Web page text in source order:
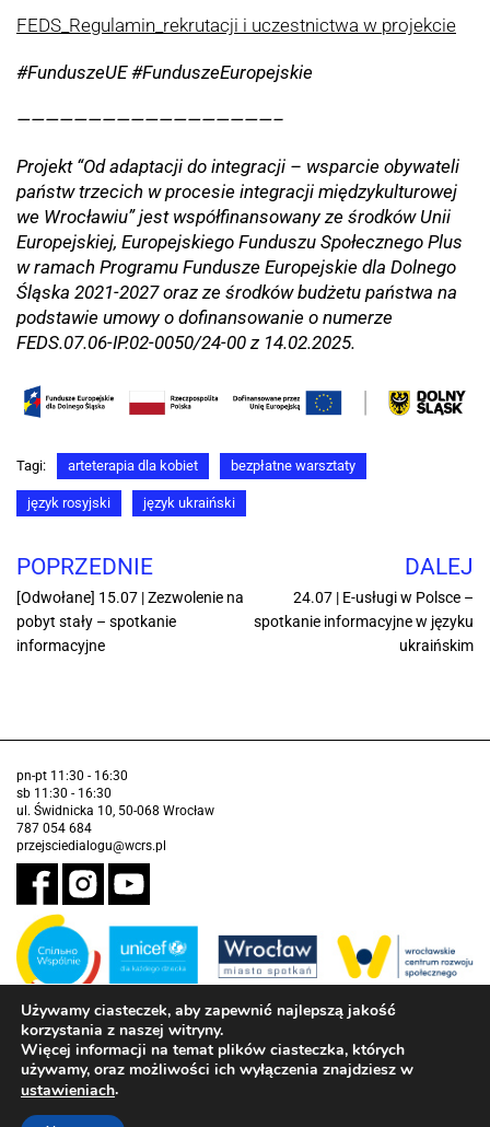
FEDS_Regulamin_rekrutacji i uczestnictwa w projekcie
#FunduszeUE #FunduszeEuropejskie
——————————————————–
Projekt “Od adaptacji do integracji – wsparcie obywateli
państw trzecich w procesie integracji międzykulturowej
we Wrocławiu” jest współfinansowany ze środków Unii
Europejskiej, Europejskiego Funduszu Społecznego Plus
w ramach Programu Fundusze Europejskie dla Dolnego
Śląska 2021-2027 oraz ze środków budżetu państwa na
podstawie umowy o dofinansowanie o numerze
FEDS.07.06-IP.02-0050/24-00 z 14.02.2025.
Tagi: arteterapia dla kobiet bezpłatne warsztaty
język rosyjski język ukraiński
POPRZEDNIE
[Odwołane] 15.07 | Zezwolenie na
pobyt stały – spotkanie
informacyjne
DALEJ
24.07 | E-usługi w Polsce –
spotkanie informacyjne w języku
ukraińskim
pn-pt 11:30 - 16:30
sb 11:30 - 16:30
ul. Świdnicka 10, 50-068 Wrocław
787 054 684
przejsciedialogu@wcrs.pl
Zadanie realizowane ze środków Gminy Wrocław w partnerstwie z
Funduszem Narodów Zjednoczonych na Rzecz Dzieci (UNICEF)
Deklaracja dostępności
Używamy ciasteczek, aby zapewnić najlepszą jakość
korzystania z naszej witryny.
Więcej informacji na temat plików ciasteczka, których
używamy, oraz możliwości ich wyłączenia znajdziesz w
ustawieniach.